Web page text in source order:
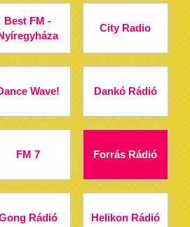
Best FM -
City Radio
Wave! Dankó Rádió
FM 7 Forrás Rádió
Rádió Helikon Rádió